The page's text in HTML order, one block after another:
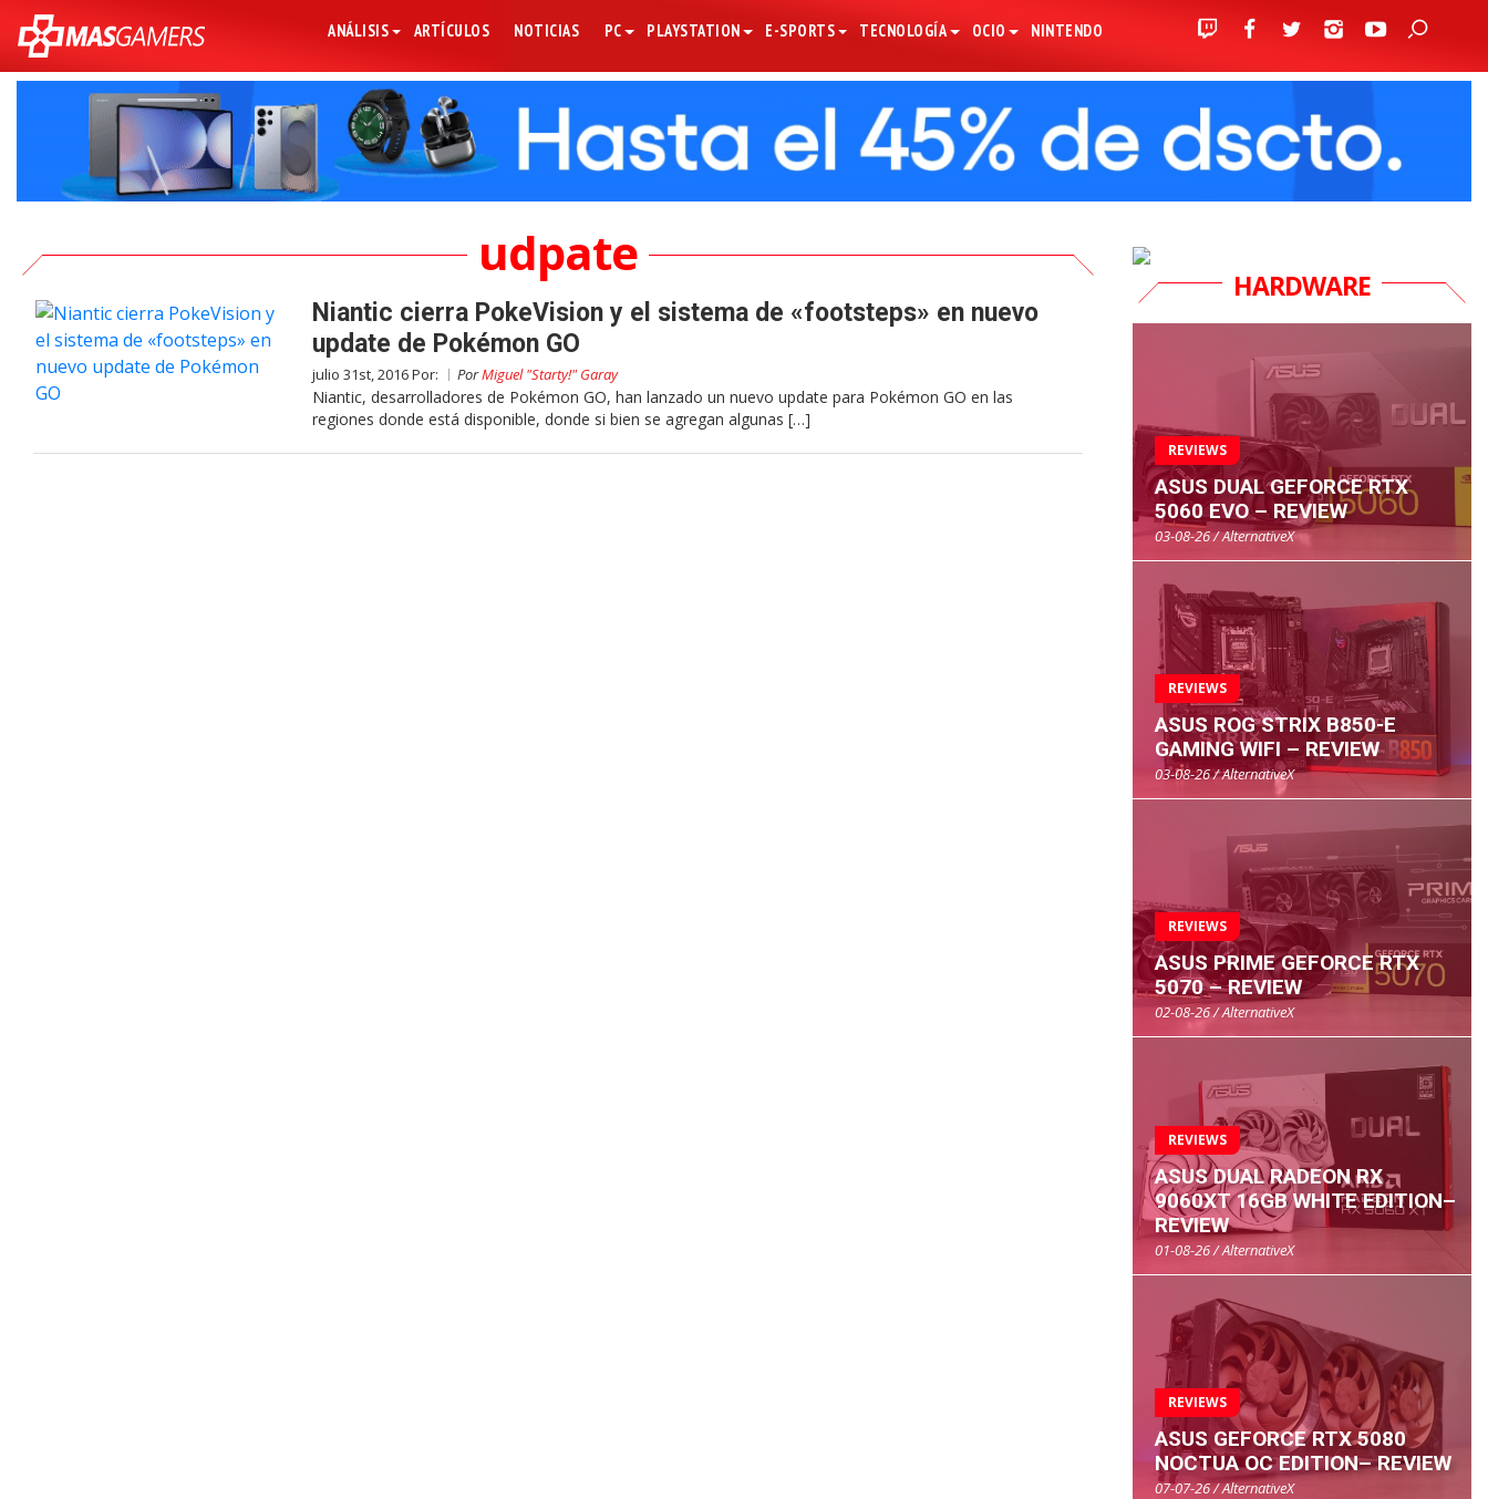
ANÁLISIS ARTÍCULOS NOTICIAS PC PLAYSTATION E-SPORTS TECNOLOGÍA OCIO NINTENDO
udpate
Niantic cierra PokeVision y el sistema de «footsteps» en nuevo
update de Pokémon GO
julio 31st, 2016 Por: PorMiguel "Starty!" Garay
Niantic, desarrolladores de Pokémon GO, han lanzado un nuevo update para Pokémon GO en las
regiones donde está disponible, donde si bien se agregan algunas […]
HARDWARE
REVIEWS
ASUS DUAL GEFORCE RTX
5060 EVO – REVIEW
03-08-26 / AlternativeX
REVIEWS
ASUS ROG STRIX B850-E
GAMING WIFI – REVIEW
03-08-26 / AlternativeX
REVIEWS
ASUS PRIME GEFORCE RTX
5070 – REVIEW
02-08-26 / AlternativeX
REVIEWS
ASUS DUAL RADEON RX
9060XT 16GB WHITE EDITION–
REVIEW
01-08-26 / AlternativeX
REVIEWS
ASUS GEFORCE RTX 5080
NOCTUA OC EDITION– REVIEW
07-07-26 / AlternativeX